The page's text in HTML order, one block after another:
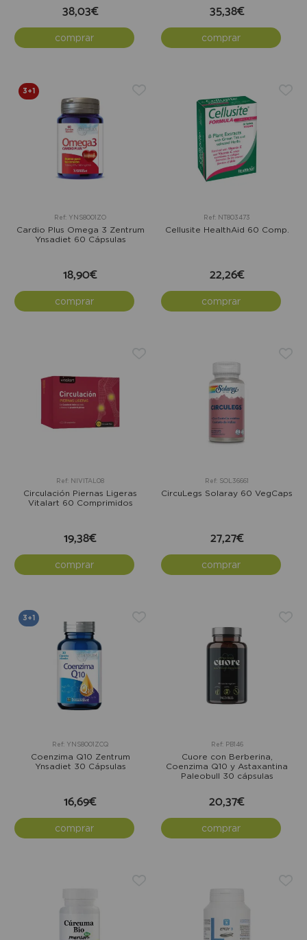
38,03€
comprar
35,38€
comprar
3+1
Ref: YNS8001ZO
Cardio Plus Omega 3 Zentrum
Ynsadiet 60 Cápsulas
18,90€
comprar
Ref: NT803473
Cellusite HealthAid 60 Comp.
22,26€
comprar
Ref: NIVITAL08
Circulación Piernas Ligeras
Vitalart 60 Comprimidos
19,38€
comprar
Ref: SOL36661
CircuLegs Solaray 60 VegCaps
27,27€
comprar
3+1
Ref: YNS8001ZCQ
Coenzima Q10 Zentrum
Ynsadiet 30 Cápsulas
16,69€
comprar
Ref: PB146
Cuore con Berberina,
Coenzima Q10 y Astaxantina
Paleobull 30 cápsulas
20,37€
comprar